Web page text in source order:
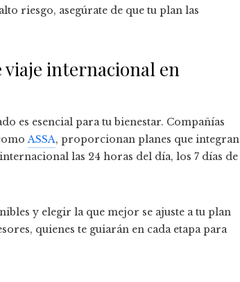
riesgo, asegúrate de que tu plan las
viaje internacional en
es esencial para tu bienestar. Compañías
ASSA, proporcionan planes que integran
las 24 horas del día, los 7 días de
y elegir la que mejor se ajuste a tu plan
quienes te guiarán en cada etapa para